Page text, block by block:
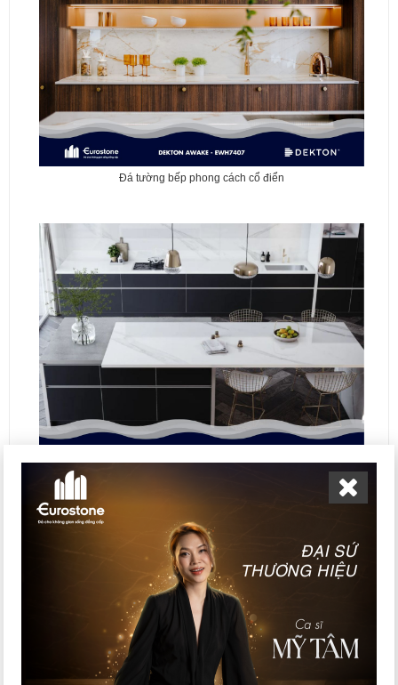
Đá tường bếp phong cách cổ điển